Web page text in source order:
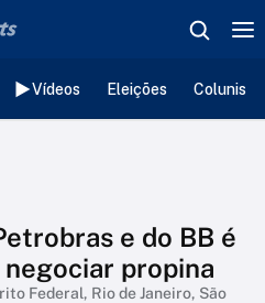
Vídeos Eleições
e do BB é
propina
Federal, Rio de Janeiro, São